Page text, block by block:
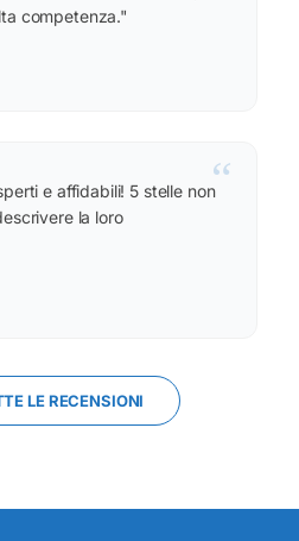
competenza."
“
e affidabili! 5 stelle non
la loro
LE RECENSIONI